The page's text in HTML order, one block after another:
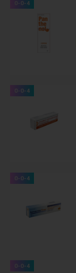
0-0-4
0-0-4
0-0-4
0-0-4